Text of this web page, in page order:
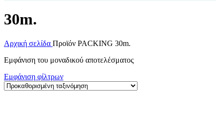
30m.
Αρχική σελίδα Προϊόν PACKING 30m.
Εμφάνιση του μοναδικού αποτελέσματος
Εμφάνιση φίλτρων